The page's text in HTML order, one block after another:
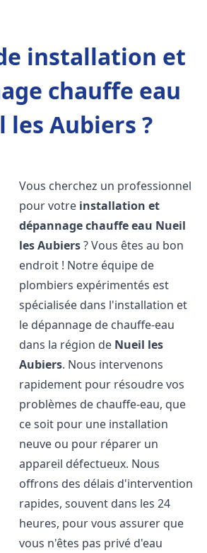
installation et
chauffe eau
les Aubiers ?
Vous cherchez un professionnel
pour votre installation et
dépannage chauffe eau Nueil
les Aubiers? Vous êtes au bon
endroit ! Notre équipe de
plombiers expérimentés est
spécialisée dans l'installation et
le dépannage de chauffe-eau
dans la région de Nueil les
Aubiers. Nous intervenons
rapidement pour résoudre vos
problèmes de chauffe-eau, que
ce soit pour une installation
neuve ou pour réparer un
appareil défectueux. Nous
offrons des délais d'intervention
rapides, souvent dans les 24
heures, pour vous assurer que
vous n'êtes pas privé d'eau